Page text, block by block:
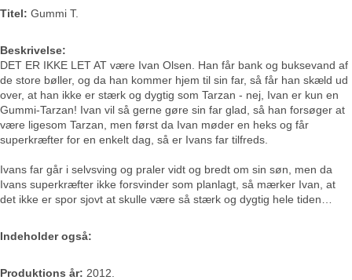
Titel: Gummi T.
Beskrivelse:
DET ER IKKE LET AT være Ivan Olsen. Han får bank og buksevand af
de store bøller, og da han kommer hjem til sin far, så får han skæld ud
over, at han ikke er stærk og dygtig som Tarzan - nej, Ivan er kun en
Gummi-Tarzan! Ivan vil så gerne gøre sin far glad, så han forsøger at
være ligesom Tarzan, men først da Ivan møder en heks og får
superkræfter for en enkelt dag, så er Ivans far tilfreds.
Ivans far går i selvsving og praler vidt og bredt om sin søn, men da
Ivans superkræfter ikke forsvinder som planlagt, så mærker Ivan, at
det ikke er spor sjovt at skulle være så stærk og dygtig hele tiden…
Indeholder også:
Produktions år: 2012.